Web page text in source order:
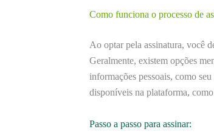
Como funciona o processo de
Ao optar pela assinatura, você
Geralmente, existem opções
informações pessoais, como seu
disponíveis na plataforma,
Passo a passo para assinar: